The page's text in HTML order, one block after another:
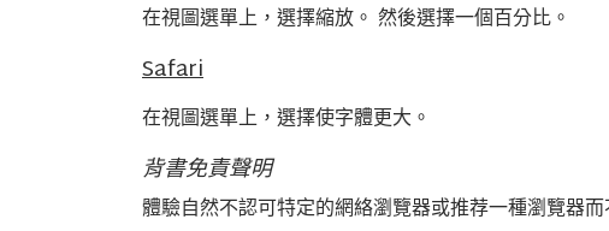
在視圖選單上，選擇縮放。 然後選擇一個百分比。
Safari
在視圖選單上，選擇使字體更大。
背書免責聲明
體驗自然不認可特定的網絡瀏覽器或推荐一種瀏覽器